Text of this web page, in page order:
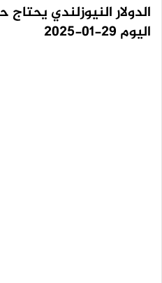
الدولار النيوزلندي
اليوم 29-01-2025